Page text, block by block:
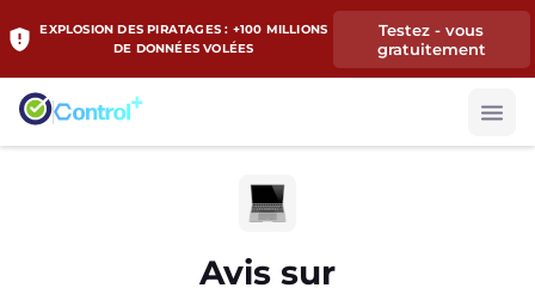
EXPLOSION DES PIRATAGES : +100 MILLIONS
DE DONNÉES VOLÉES
Testez - vous
gratuitement
Avis sur